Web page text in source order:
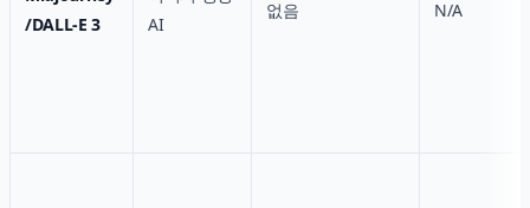
/DALL-E 3
AI
없음 N/A